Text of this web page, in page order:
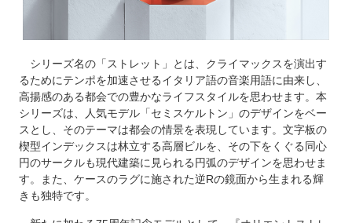
シリーズ名の「ストレット」とは、クライマックスを演出す
るためにテンポを加速させるイタリア語の音楽用語に由来し、
高揚感のある都会での豊かなライフスタイルを思わせます。本
シリーズは、人気モデル「セミスケルトン」のデザインをベー
スとし、そのテーマは都会の情景を表現しています。文字板の
楔型インデックスは林立する高層ビルを、その下をくぐる同心
円のサークルも現代建築に見られる円弧のデザインを思わせま
す。また、ケースのラグに施された逆Rの鏡面から生まれる輝
きも独特です。